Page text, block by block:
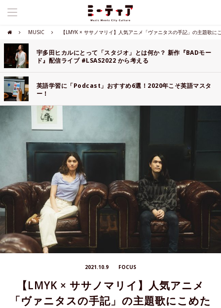
MUSIC 【LMYK × ササノマリイ】人気アニメ「ヴァニタスの手記」の主題歌に
宇多田ヒカルにとって「スタジオ」とは何か？ 新作『BADモー
ド』配信ライブ #LSAS2022 から考える
英語学習に「Podcast」おすすめ6選！2020年こそ英語マスタ
ー！
2021.10.9 FOCUS
【LMYK × ササノマリイ】人気アニメ
「ヴァニタスの手記」の主題歌にこめた